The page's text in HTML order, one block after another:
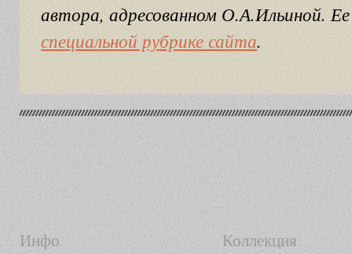
автора, адресованном О.А.Ильиной.
специальной рубрике сайта.
Инфо Коллекция